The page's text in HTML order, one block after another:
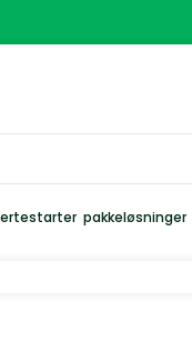
pakkeløsninger